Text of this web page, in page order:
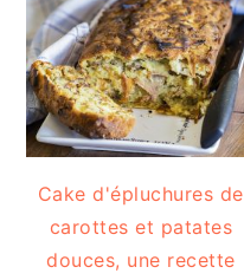
Cake d'épluchures de
carottes et patates
douces, une recette